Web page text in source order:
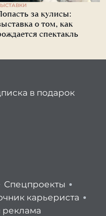
за кулисы:
о том, как
спектакль
в подарок
Спецпроекты
карьериста
реклама